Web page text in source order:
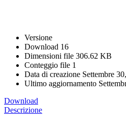
Versione
Download 16
Dimensioni file 306.62 KB
Conteggio file 1
Data di creazione Settembre
Ultimo aggiornamento
Download
Descrizione